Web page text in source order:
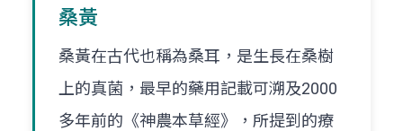
桑黃
桑黃在古代也稱為桑耳，是生長在桑樹
上的真菌，最早的藥用記載可溯及2000
多年前的《神農本草經》，所提到的療